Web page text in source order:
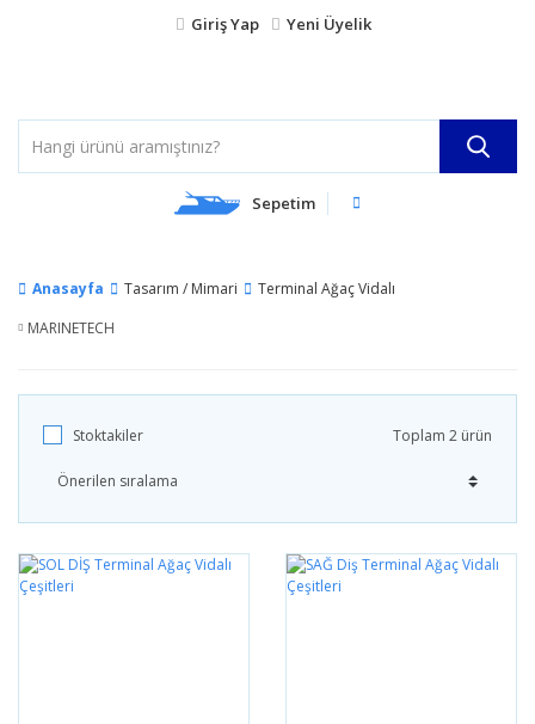
Giriş Yap Yeni Üyelik
Sepetim
Anasayfa Tasarım / Mimari
Terminal Ağaç Vidalı
MARINETECH
Stoktakiler Toplam 2 ürün